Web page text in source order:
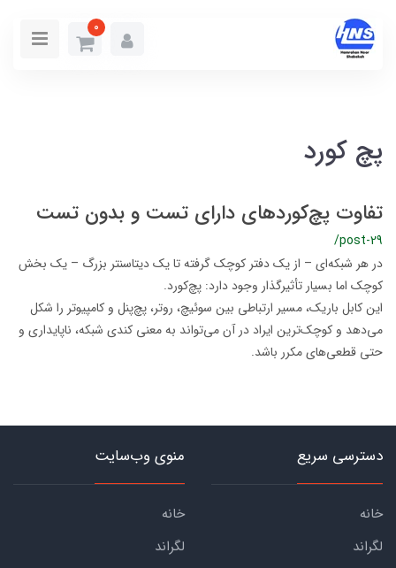
0
پچ کورد
تفاوت پچ‌کوردهای دارای تست و بدون تست
/post-29
در هر شبکه‌ای – از یک دفتر کوچک گرفته تا یک دیتاسنتر بزرگ – یک بخش
کوچک اما بسیار تأثیرگذار وجود دارد: پچ‌کورد.
این کابل باریک، مسیر ارتباطی بین سوئیچ، روتر، پچ‌پنل و کامپیوتر را شکل
می‌دهد و کوچک‌ترین ایراد در آن می‌تواند به معنی کندی شبکه، ناپایداری و
حتی قطعی‌های مکرر باشد.
دسترسی سریع
خانه
لگراند
منوی وب‌سایت
خانه
لگراند